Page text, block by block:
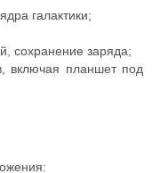
галактики;
сохранение заряда;
включая планшет под